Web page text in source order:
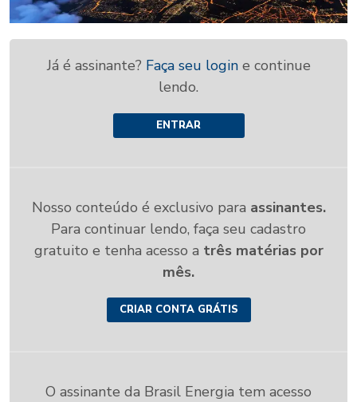
Já é assinante? Faça seu login e continue
lendo.
ENTRAR
Nosso conteúdo é exclusivo para assinantes.
Para continuar lendo, faça seu cadastro
gratuito e tenha acesso a três matérias por
mês.
CRIAR CONTA GRÁTIS
O assinante da Brasil Energia tem acesso